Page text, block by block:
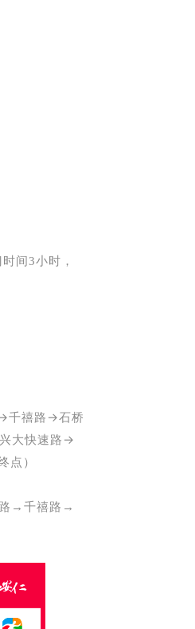
间3小时，
千禧路 →石桥
大快速路 →
点）
→ 千禧路 →